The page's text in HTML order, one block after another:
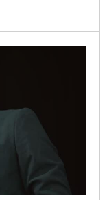
一夜》主持群
前所未有的極限
三座聖山。節
能」的冒險價